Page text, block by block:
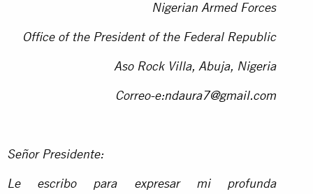
Nigerian Armed Forces
Office of the President of the Federal Republic
Aso Rock Villa, Abuja, Nigeria
Correo-e:ndaura7@gmail.com
Señor Presidente:
Le escribo para expresar mi profunda